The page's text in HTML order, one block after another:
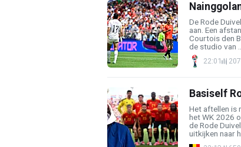
De Rode
aan. Een
Courtois den
de studio van ...
22:01
Basiself
Het aftellen is
het WK 2026
de Rode
uitkijken naar